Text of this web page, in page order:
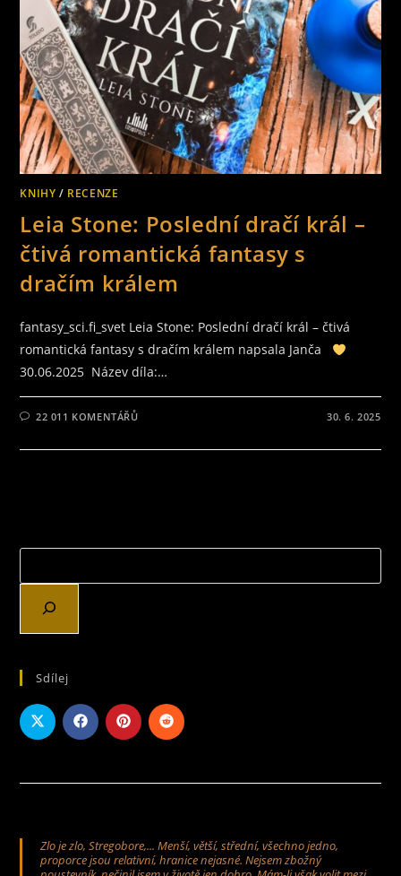
KNIHY / RECENZE
Leia Stone: Poslední dračí král –
čtivá romantická fantasy s
dračím králem
fantasy_sci.fi_svet Leia Stone: Poslední dračí král – čtivá
romantická fantasy s dračím králem napsala Janča
30.06.2025 Název díla:…
22 011 KOMENTÁŘŮ 30. 6. 2025
Sdílej
Zlo je zlo, Stregobore,... Menší, větší, střední, všechno jedno,
proporce jsou relativní, hranice nejasné. Nejsem zbožný